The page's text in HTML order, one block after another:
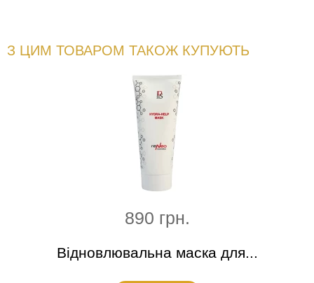
З ЦИМ ТОВАРОМ ТАКОЖ КУПУЮТЬ
890 грн.
Відновлювальна маска для...